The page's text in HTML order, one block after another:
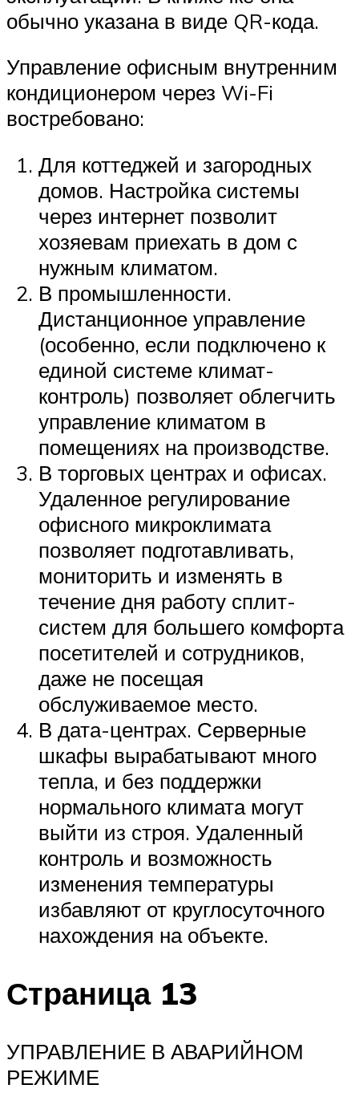
обычно указана в виде QR-кода.
Управление офисным внутренним
кондиционером через Wi-Fi
востребовано:
Для коттеджей и загородных
домов. Настройка системы
через интернет позволит
хозяевам приехать в дом с
нужным климатом.
В промышленности.
Дистанционное управление
(особенно, если подключено к
единой системе климат-
контроль) позволяет облегчить
управление климатом в
помещениях на производстве.
В торговых центрах и офисах.
Удаленное регулирование
офисного микроклимата
позволяет подготавливать,
мониторить и изменять в
течение дня работу сплит-
систем для большего комфорта
посетителей и сотрудников,
даже не посещая
обслуживаемое место.
В дата-центрах. Серверные
шкафы вырабатывают много
тепла, и без поддержки
нормального климата могут
выйти из строя. Удаленный
контроль и возможность
изменения температуры
избавляют от круглосуточного
нахождения на объекте.
Страница 13
УПРАВЛЕНИЕ В АВАРИЙНОМ
РЕЖИМЕ